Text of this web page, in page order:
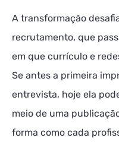
A transformação
recrutamento, que
em que currículo e
Se antes a primeira
entrevista, hoje ela
meio de uma
forma como cada